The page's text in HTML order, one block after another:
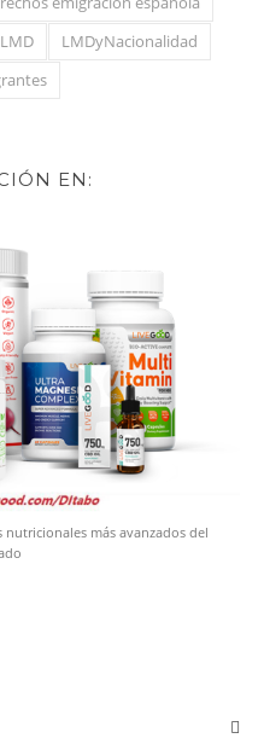
LMD
LMDyNacionalidad
EN:
más avanzados del